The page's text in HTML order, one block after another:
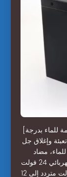
[مقاومة للماء بدرجة IP67] يعتمد هذا المحول 12 فولت إلى 24
تقنية تعبئة وإغلاق جل
مضاد
للصدمات، مضاد للرطوبة والغبار.ما هو محول كهربائي 24 فولت
متردد إلى 12 فولت ثابت؟محول كهربائي 24 فولت متردد إلى 12